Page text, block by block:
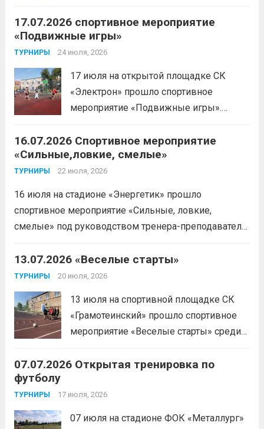
заняла 1 место на дистанции 3000 м. с
результатом 10.01,78. Подготовил
спортсменку тренер-преподаватель
дальше
17.07.2026 спортивное мероприятие
«Подвижные игры»
ТУРНИРЫ 24 июля, 2026
17 июля на открытой площадке СК
«Электрон» прошло спортивное
мероприятие «Подвижные игры».
16.07.2026 Спортивное мероприятие
«Сильные,ловкие, смелые»
ТУРНИРЫ 22 июля, 2026
16 июля на стадионе «Энергетик» прошло
спортивное мероприятие «Сильные, ловкие,
смелые» под руководством тренера-преподавателя
Сергеевича. Участники продемонстрировали
скоростные качества, силовую выносливость и
координацию.
13.07.2026 «Веселые старты»
ТУРНИРЫ 20 июля, 2026
13 июля на спортивной площадке СК
«Грамотеинский» прошло спортивное
мероприятие «Веселые старты» среди
шайбой».Несмотря на
мероприятия, главной целью
07.07.2026 Открытая тренировка по
футболу
ТУРНИРЫ 17 июля, 2026
07 июля на стадионе ФОК «Металлург»